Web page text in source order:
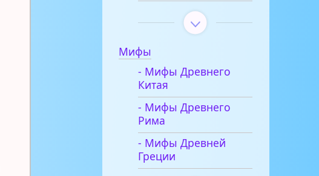
Мифы
- Мифы Древнего
Китая
- Мифы Древнего
Рима
- Мифы Древней
Греции